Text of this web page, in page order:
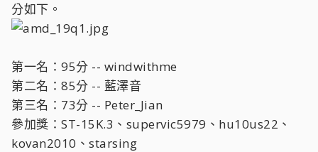
分如下。
第一名：95分 -- windwithme
第二名：85分 -- 藍澤音
第三名：73分 -- Peter_Jian
參加獎：ST-15K.3、supervic5979、hu10us22、
kovan2010、starsing